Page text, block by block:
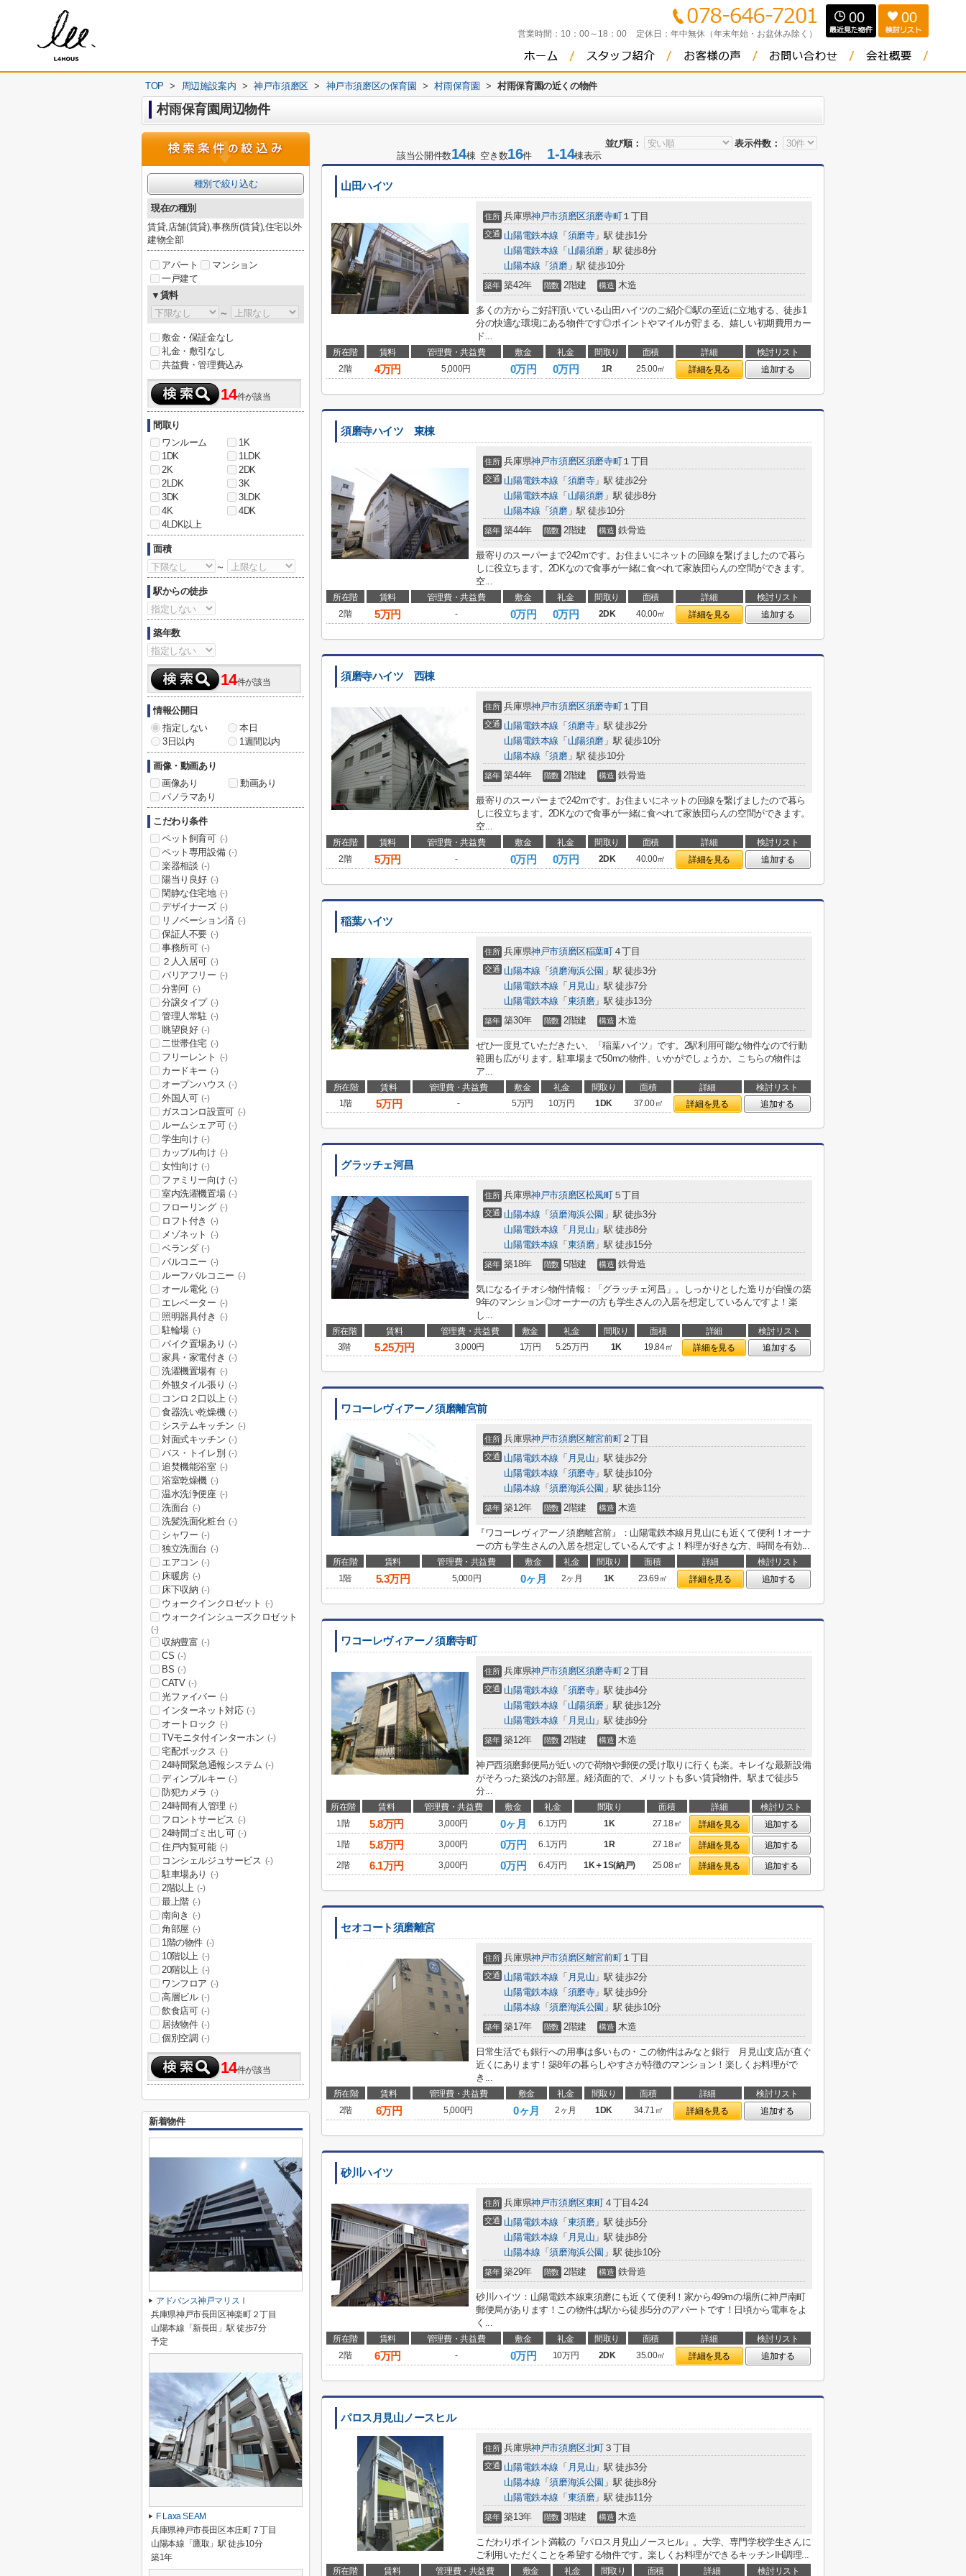
営業時間： 10：00～18：00 定休日： 年中無休（年末年始・お盆休み除く）
00 00
TOP > 周辺施設案内 > 神戸市須磨区 > 神戸市須磨区の保育園 > 村雨保育園 > 村雨保育園の近くの物件
村雨保育園周辺物件
並び順：
表示件数：
該当公開件数14棟 空き数16件1-14棟表示
山田ハイツ
住所 兵庫県神戸市須磨区須磨寺町１丁目
交通 山陽電鉄本線 「 須磨寺」駅 徒歩1分
山陽電鉄本線 「 山陽須磨 」駅 徒歩8分
山陽本線 「須磨」駅 徒歩10分
築年 築42年 階数 2階建 構造 木造
多くの方からご好評頂いている山田ハイツのご紹介◎駅の至近に立地する、徒歩1
分の快適な環境にある物件です◎ポイントやマイルが貯まる、嬉しい初期費用カー
ド...
所在階 賃料 管理費・共益費 敷金 礼金 間取り 面積 詳細
検討リスト
2階
4万円 5,000円 0万円 0万円 1R 25.00㎡ 詳細を見る 追加する
須磨寺ハイツ 東棟
住所 兵庫県神戸市須磨区須磨寺町１丁目
交通 山陽電鉄本線 「 須磨寺」駅 徒歩2分
山陽電鉄本線 「 山陽須磨 」駅 徒歩8分
山陽本線 「須磨」駅 徒歩10分
築年 築44年 階数 2階建 構造 鉄骨造
最寄りのスーパーまで242mです。お住まいにネットの回線を繋げましたので暮ら
しに役立ちます。2DKなので食事が一緒に食べれて家族団らんの空間ができます。
空...
所在階 賃料 管理費・共益費 敷金 礼金 間取り 面積 詳細
検討リスト
2階
5万円 - 0万円 0万円 2DK 40.00㎡ 詳細を見る 追加する
須磨寺ハイツ 西棟
住所 兵庫県神戸市須磨区須磨寺町１丁目
交通 山陽電鉄本線 「 須磨寺」駅 徒歩2分
山陽電鉄本線 「 山陽須磨 」駅 徒歩10分
山陽本線 「須磨」駅 徒歩10分
築年 築44年 階数 2階建 構造 鉄骨造
最寄りのスーパーまで242mです。お住まいにネットの回線を繋げましたので暮ら
しに役立ちます。2DKなので食事が一緒に食べれて家族団らんの空間ができます。
空...
所在階 賃料 管理費・共益費 敷金 礼金 間取り 面積 詳細
検討リスト
2階
5万円 - 0万円 0万円 2DK 40.00㎡ 詳細を見る 追加する
稲葉ハイツ
住所 兵庫県神戸市須磨区稲葉町４丁目
交通 山陽本線 「須磨海浜公園 」駅 徒歩3分
山陽電鉄本線 「 月見山 」駅 徒歩7分
山陽電鉄本線 「 東須磨」駅 徒歩13分
築年 築30年 階数 2階建 構造 木造
ぜひ一度見ていただきたい、「稲葉ハイツ」です。2駅利用可能な物件なので行動
範囲も広がります。駐車場まで50mの物件、いかがでしょうか。こちらの物件は
ア...
所在階 賃料 管理費・共益費 敷金 礼金 間取り 面積 詳細
検討リスト
1階
5万円 - 5万円 10万円 1DK 37.00㎡ 詳細を見る 追加する
グラッチェ河昌
住所 兵庫県神戸市須磨区松風町５丁目
交通 山陽本線 「須磨海浜公園 」駅 徒歩3分
山陽電鉄本線 「 月見山 」駅 徒歩8分
山陽電鉄本線 「 東須磨」駅 徒歩15分
築年 築18年 階数 5階建 構造 鉄骨造
気になるイチオシ物件情報：「グラッチェ河昌」。しっかりとした造りが自慢の築
9年のマンション◎オーナーの方も学生さんの入居を想定しているんですよ！楽
し...
所在階 賃料 管理費・共益費 敷金 礼金 間取り 面積 詳細
検討リスト
3階
5.25万円 3,000円 1万円 5.25万円 1K 19.84㎡ 詳細を見る 追加する
ワコーレヴィアーノ須磨離宮前
住所 兵庫県神戸市須磨区離宮前町２丁目
交通 山陽電鉄本線 「 月見山 」駅 徒歩2分
山陽電鉄本線 「 須磨寺」駅 徒歩10分
山陽本線 「須磨海浜公園 」駅 徒歩11分
築年 築12年 階数 2階建 構造 木造
『ワコーレヴィアーノ須磨離宮前』：山陽電鉄本線月見山にも近くて便利！オーナ
ーの方も学生さんの入居を想定しているんですよ！料理が好きな方、時間を有効...
所在階 賃料 管理費・共益費 敷金 礼金 間取り 面積 詳細
検討リスト
1階
5.3万円 5,000円 0ヶ月 2ヶ月 1K 23.69㎡ 詳細を見る 追加する
ワコーレヴィアーノ須磨寺町
住所 兵庫県神戸市須磨区須磨寺町２丁目
交通 山陽電鉄本線 「 須磨寺」駅 徒歩4分
山陽電鉄本線 「 山陽須磨 」駅 徒歩12分
山陽電鉄本線 「 月見山 」駅 徒歩9分
築年 築12年 階数 2階建 構造 木造
神戸西須磨郵便局が近いので荷物や郵便の受け取りに行くも楽。キレイな最新設備
がそろった築浅のお部屋。経済面的で、メリットも多い賃貸物件。駅まで徒歩5
分...
所在階 賃料 管理費・共益費 敷金 礼金 間取り 面積 詳細
検討リスト
1階
5.8万円 3,000円 0ヶ月 6.1万円 1K 27.18㎡ 詳細を見る
追加する
1階
5.8万円 3,000円 0万円 6.1万円 1R 27.18㎡ 詳細を見る
追加する
2階
6.1万円 3,000円 0万円 6.4万円 1K＋1S(納戸) 25.08㎡ 詳細を見る 追加する
セオコート須磨離宮
住所 兵庫県神戸市須磨区離宮前町１丁目
交通 山陽電鉄本線 「 月見山 」駅 徒歩2分
山陽電鉄本線 「 須磨寺」駅 徒歩9分
山陽本線 「須磨海浜公園 」駅 徒歩10分
築年 築17年 階数 2階建 構造 木造
日常生活でも銀行への用事は多いもの・この物件はみなと銀行 月見山支店が直ぐ
近くにあります！築8年の暮らしやすさが特徴のマンション！楽しくお料理がで
き...
所在階 賃料 管理費・共益費 敷金 礼金 間取り 面積 詳細
検討リスト
2階
6万円 5,000円 0ヶ月 2ヶ月 1DK 34.71㎡ 詳細を見る 追加する
砂川ハイツ
住所 兵庫県神戸市須磨区東町 ４丁目4-24
交通 山陽電鉄本線 「 東須磨」駅 徒歩5分
山陽電鉄本線 「 月見山 」駅 徒歩8分
山陽本線 「須磨海浜公園 」駅 徒歩10分
築年 築29年 階数 2階建 構造 鉄骨造
砂川ハイツ：山陽電鉄本線東須磨にも近くて便利！家から499mの場所に神戸南町
郵便局があります！この物件は駅から徒歩5分のアパートです！日頃から電車をよ
く...
所在階 賃料 管理費・共益費 敷金 礼金 間取り 面積 詳細
検討リスト
2階
6万円 - 0万円 10万円 2DK 35.00㎡ 詳細を見る 追加する
パロス月見山ノースヒル
住所 兵庫県神戸市須磨区北町 ３丁目
交通 山陽電鉄本線 「 月見山 」駅 徒歩3分
山陽本線 「須磨海浜公園 」駅 徒歩8分
山陽電鉄本線 「 東須磨」駅 徒歩11分
築年 築13年 階数 3階建 構造 木造
こだわりポイント満載の『パロス月見山ノースヒル』。大学、専門学校学生さんに
ご利用いただくことを希望する物件です。楽しくお料理ができるキッチンIH調理...
所在階 賃料 管理費・共益費 敷金 礼金 間取り 面積 詳細 検討リスト
種別で絞り込む
現在の種別
賃貸,店舗(賃貸),事務所(賃貸),住宅以外
建物全部
アパート
マンション
一戸建て
▼賃料
～
敷金・保証金なし
礼金・敷引なし
共益費・管理費込み
14件が該当
間取り
ワンルーム
1K
1DK
1LDK
2K
2DK
2LDK
3K
3DK
3LDK
4K
4DK
4LDK以上
面積
～
駅からの徒歩
築年数
14件が該当
情報公開日
指定しない
本日
3日以内
1週間以内
画像・動画あり
画像あり
動画あり
パノラマあり
こだわり条件
ペット飼育可 (-)
ペット専用設備 (-)
楽器相談 (-)
陽当り良好 (-)
閑静な住宅地 (-)
デザイナーズ (-)
リノベーション済 (-)
保証人不要 (-)
事務所可 (-)
２人入居可 (-)
バリアフリー (-)
分割可 (-)
分譲タイプ (-)
管理人常駐 (-)
眺望良好 (-)
二世帯住宅 (-)
フリーレント (-)
カードキー (-)
オープンハウス (-)
外国人可 (-)
ガスコンロ設置可 (-)
ルームシェア可 (-)
学生向け (-)
カップル向け (-)
女性向け (-)
ファミリー向け (-)
室内洗濯機置場 (-)
フローリング (-)
ロフト付き (-)
メゾネット (-)
ベランダ (-)
バルコニー (-)
ルーフバルコニー (-)
オール電化 (-)
エレベーター (-)
照明器具付き (-)
駐輪場 (-)
バイク置場あり (-)
家具・家電付き (-)
洗濯機置場有 (-)
外観タイル張り (-)
コンロ２口以上 (-)
食器洗い乾燥機 (-)
システムキッチン (-)
対面式キッチン (-)
バス・トイレ別 (-)
追焚機能浴室 (-)
浴室乾燥機 (-)
温水洗浄便座 (-)
洗面台 (-)
洗髪洗面化粧台 (-)
シャワー (-)
独立洗面台 (-)
エアコン (-)
床暖房 (-)
床下収納 (-)
ウォークインクロゼット (-)
ウォークインシューズクロゼット
(-)
収納豊富 (-)
CS (-)
BS (-)
CATV (-)
光ファイバー (-)
インターネット対応 (-)
オートロック (-)
TVモニタ付インターホン (-)
宅配ボックス (-)
24時間緊急通報システム (-)
ディンプルキー (-)
防犯カメラ (-)
24時間有人管理 (-)
フロントサービス (-)
24時間ゴミ出し可 (-)
住戸内覧可能 (-)
コンシェルジュサービス (-)
駐車場あり (-)
2階以上 (-)
最上階 (-)
南向き (-)
角部屋 (-)
1階の物件 (-)
10階以上 (-)
20階以上 (-)
ワンフロア (-)
高層ビル (-)
飲食店可 (-)
居抜物件 (-)
個別空調 (-)
14件が該当
新着物件
アドバンス神戸マリスⅠ
兵庫県神戸市長田区神楽町２丁目
山陽本線「新長田」駅 徒歩7分
予定
F Laxa SEAM
兵庫県神戸市長田区本庄町７丁目
山陽本線「鷹取」駅 徒歩10分
築1年